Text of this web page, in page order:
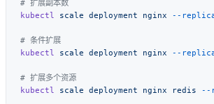
kubectl scale deployment nginx
kubectl scale deployment nginx --
kubectl scale deployment nginx redis